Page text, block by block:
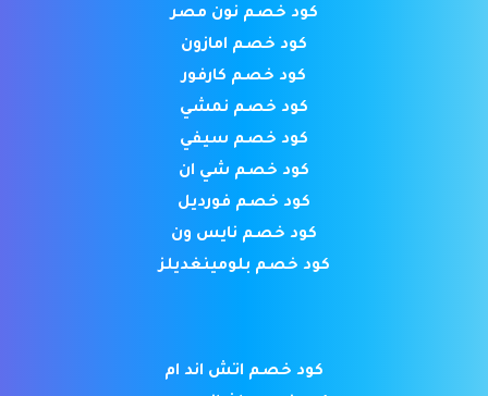
كود خصم نون مصر
كود خصم امازون
كود خصم كارفور
كود خصم نمشي
كود خصم سيفي
كود خصم شي ان
كود خصم فورديل
كود خصم نايس ون
كود خصم بلومينغديلز
كود خصم اتش اند ام